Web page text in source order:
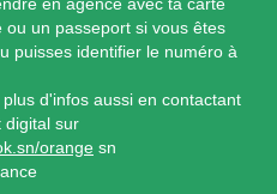
ou un passeport si vous êtes
puisses identifier le numéro à
d'infos aussi en contactant
digital sur
orange sn